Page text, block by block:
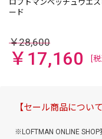
￥28,600
￥17,160 [
【セール商品について
※LOFTMAN ONLINE